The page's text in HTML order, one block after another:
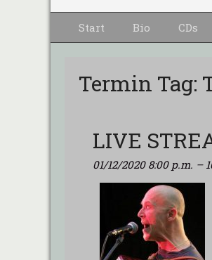
Primärmenu
zum
Start Bio CDs
Termin Tag:
LIVE
01/12/2020 8:00 p.m. –